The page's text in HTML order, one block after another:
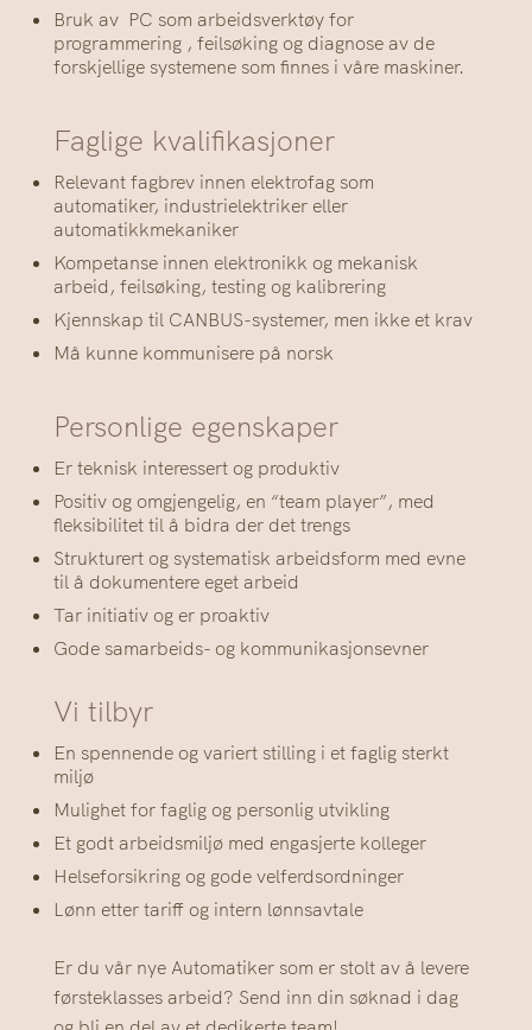
Bruk av PC som arbeidsverktøy for
programmering , feilsøking og diagnose av de
forskjellige systemene som finnes i våre maskiner.
Faglige kvalifikasjoner
Relevant fagbrev innen elektrofag som
automatiker, industrielektriker eller
automatikkmekaniker
Kompetanse innen elektronikk og mekanisk
arbeid, feilsøking, testing og kalibrering
Kjennskap til CANBUS-systemer, men ikke et krav
Må kunne kommunisere på norsk
Personlige egenskaper
Er teknisk interessert og produktiv
Positiv og omgjengelig, en “team player”, med
fleksibilitet til å bidra der det trengs
Strukturert og systematisk arbeidsform med evne
til å dokumentere eget arbeid
Tar initiativ og er proaktiv
Gode samarbeids- og kommunikasjonsevner
Vi tilbyr
En spennende og variert stilling i et faglig sterkt
miljø
Mulighet for faglig og personlig utvikling
Et godt arbeidsmiljø med engasjerte kolleger
Helseforsikring og gode velferdsordninger
Lønn etter tariff og intern lønnsavtale
Er du vår nye Automatiker som er stolt av å levere
førsteklasses arbeid? Send inn din søknad i dag